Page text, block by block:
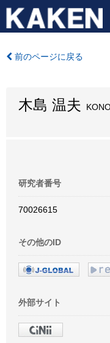
前のページに戻る
木島 温夫
研究者番号
70026615
その他のID
外部サイト